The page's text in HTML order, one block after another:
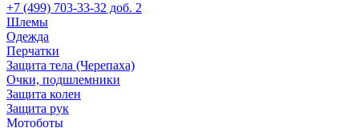
+7 (499) 703-33-32 доб. 2
Шлемы
Одежда
Перчатки
Защита тела (Черепаха)
Очки, подшлемники
Защита колен
Защита рук
Мотоботы